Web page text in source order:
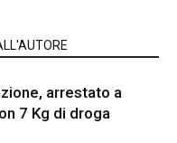
arrestato a
7 Kg di droga